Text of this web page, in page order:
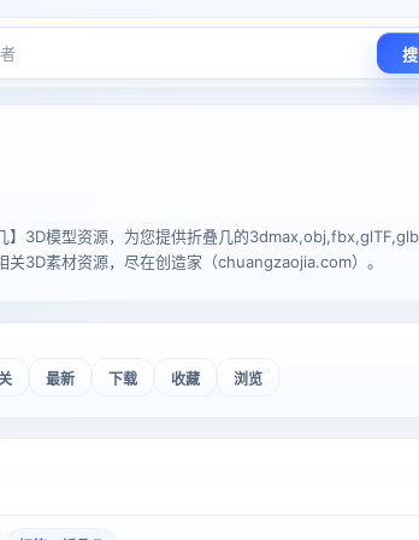
】3D模型资源，为您提供折叠几的
关3D素材资源，尽在创造家（chuangzaojia.com）。
最新 下载 收藏 浏览